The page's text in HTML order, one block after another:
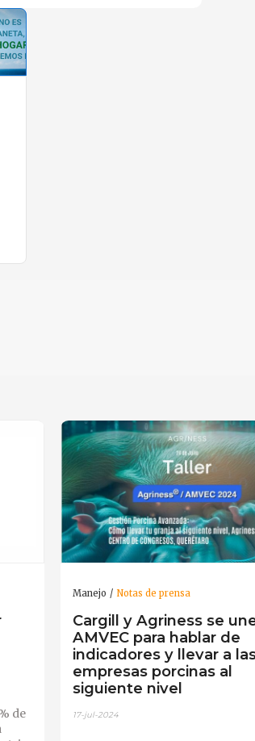
de
Manejo Notas de prensa
Cargill y Agriness se
AMVEC para hablar de
indicadores y llevar a
empresas porcinas al
siguiente nivel
17-jul-2024